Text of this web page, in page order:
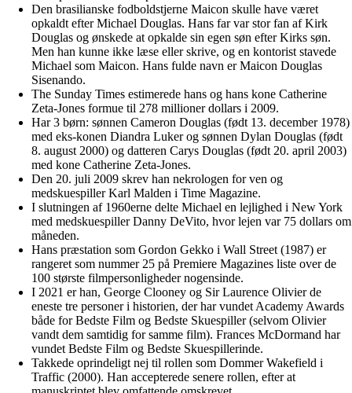
Den brasilianske fodboldstjerne Maicon skulle have været
opkaldt efter Michael Douglas. Hans far var stor fan af Kirk
Douglas og ønskede at opkalde sin egen søn efter Kirks søn.
Men han kunne ikke læse eller skrive, og en kontorist stavede
Michael som Maicon. Hans fulde navn er Maicon Douglas
Sisenando.
The Sunday Times estimerede hans og hans kone Catherine
Zeta-Jones formue til 278 millioner dollars i 2009.
Har 3 børn: sønnen Cameron Douglas (født 13. december 1978)
med eks-konen Diandra Luker og sønnen Dylan Douglas (født
8. august 2000) og datteren Carys Douglas (født 20. april 2003)
med kone Catherine Zeta-Jones.
Den 20. juli 2009 skrev han nekrologen for ven og
medskuespiller Karl Malden i Time Magazine.
I slutningen af 1960erne delte Michael en lejlighed i New York
med medskuespiller Danny DeVito, hvor lejen var 75 dollars om
måneden.
Hans præstation som Gordon Gekko i Wall Street (1987) er
rangeret som nummer 25 på Premiere Magazines liste over de
100 største filmpersonligheder nogensinde.
I 2021 er han, George Clooney og Sir Laurence Olivier de
eneste tre personer i historien, der har vundet Academy Awards
både for Bedste Film og Bedste Skuespiller (selvom Olivier
vandt dem samtidig for samme film). Frances McDormand har
vundet Bedste Film og Bedste Skuespillerinde.
Takkede oprindeligt nej til rollen som Dommer Wakefield i
Traffic (2000). Han accepterede senere rollen, efter at